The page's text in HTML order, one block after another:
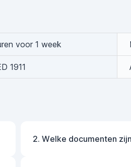
voor 1 week
1911
2. Welke documenten